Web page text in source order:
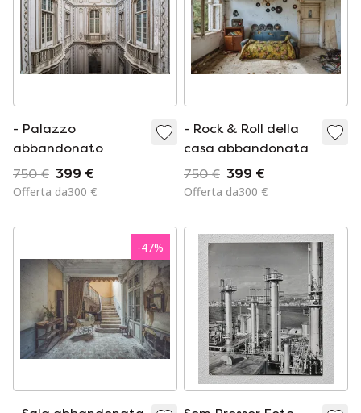
- Palazzo
abbandonato
750 € 399 €
Offerta da300 €
- Rock & Roll della
casa abbandonata
750 € 399 €
Offerta da300 €
-47%